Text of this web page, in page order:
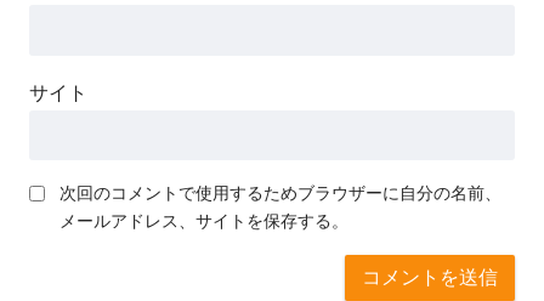
サイト
次回のコメントで使用するためブラウザーに自分の名前、
メールアドレス、サイトを保存する。